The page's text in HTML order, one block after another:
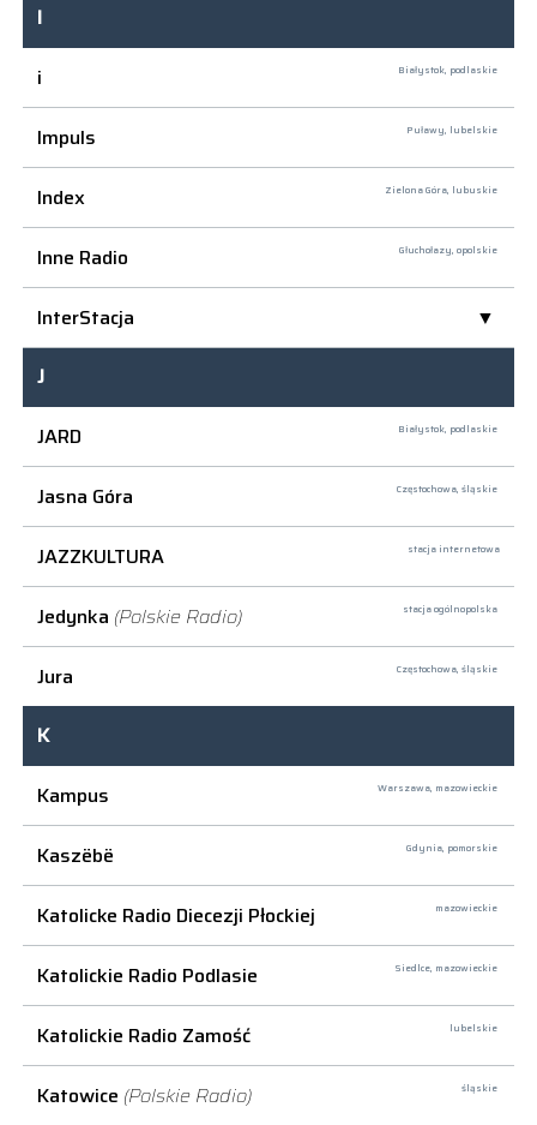
I
i
Białystok, podlaskie
Impuls Puławy, lubelskie
Index Zielona Góra, lubuskie
Inne Radio Głuchołazy, opolskie
InterStacja
J
JARD
Białystok, podlaskie
Jasna Góra Częstochowa, śląskie
JAZZKULTURA stacja internetowa
Jedynka (Polskie Radio) stacja ogólnopolska
Jura Częstochowa, śląskie
K
Kampus
Warszawa, mazowieckie
Kaszëbë Gdynia, pomorskie
Katolicke Radio Diecezji Płockiej mazowieckie
Katolickie Radio Podlasie Siedlce, mazowieckie
Katolickie Radio Zamość lubelskie
Katowice (Polskie Radio) śląskie